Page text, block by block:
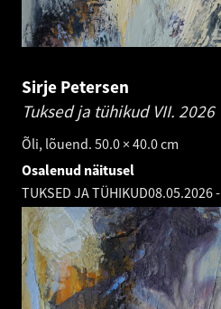
Sirje Petersen
Tuksed ja tühikud VII. 2026
Õli, lõuend. 50.0 × 40.0 cm
Osalenud näitusel
TUKSED JA TÜHIKUD08.05.2026-